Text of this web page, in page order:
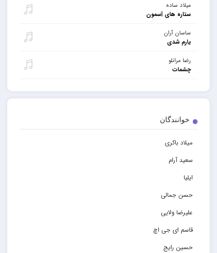
میلاد ساده
ستاره های آسمون
ساسان آران
یارم شدی
رضا مرانلو
چشمات
خوانندگان
میلاد باکری
سعید آرام
ایلیا
حسن جمالی
علیرضا ولایی
قاسم ای جی اچ
حسین رایج